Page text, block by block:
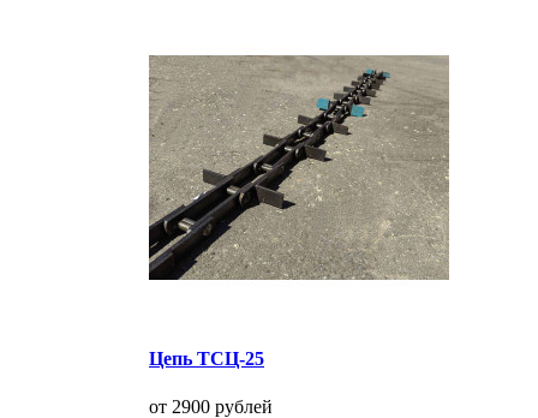
Цепь ТСЦ-25
от 2900 рублей